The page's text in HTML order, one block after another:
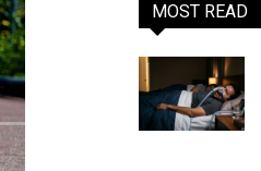
MOST READ